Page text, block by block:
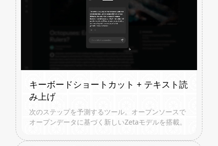
キーボードショートカット + テキスト読
み上げ
次のステップを予測するツール。オープンソースで
オープンデータに基づく新しいZetaモデルを搭載。